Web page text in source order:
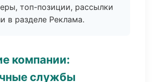
топ-позиции, рассылки
в разделе Реклама.
компании:
службы